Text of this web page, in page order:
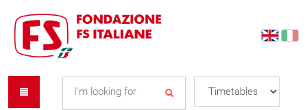
content
navigation
menu